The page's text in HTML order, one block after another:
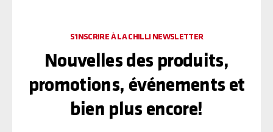
S'INSCRIRE À LA CHILLI NEWSLETTER
Nouvelles des produits,
promotions, événements et
bien plus encore!